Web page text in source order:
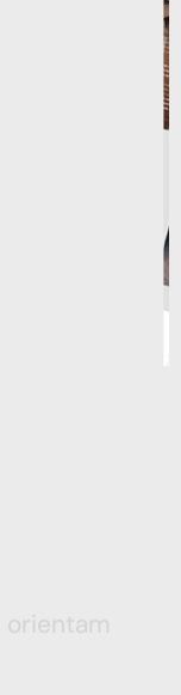
orientam